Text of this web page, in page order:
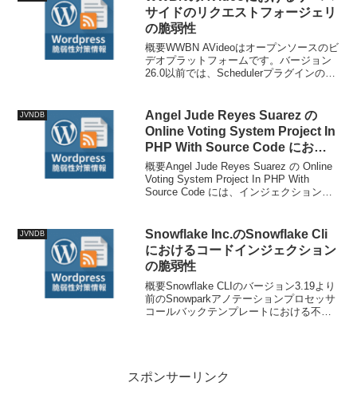
サイドのリクエストフォージェリ
の脆弱性
概要WWBN AVideoはオープンソースのビ
デオプラットフォームです。バージョン
26.0以前では、Schedulerプラグインの
JVNDB
Angel Jude Reyes Suarez の
Online Voting System Project In
PHP With Source Code におけ
るインジェクションに関する脆弱
性
概要Angel Jude Reyes Suarez の Online
Voting System Project In PHP With
Source Code には、インジェクションに
JVNDB
Snowflake Inc.のSnowflake Cli
におけるコードインジェクション
の脆弱性
概要Snowflake CLIのバージョン3.19より
前のSnowparkアノテーションプロセッサ
コールバックテンプレートにおける不適
スポンサーリンク